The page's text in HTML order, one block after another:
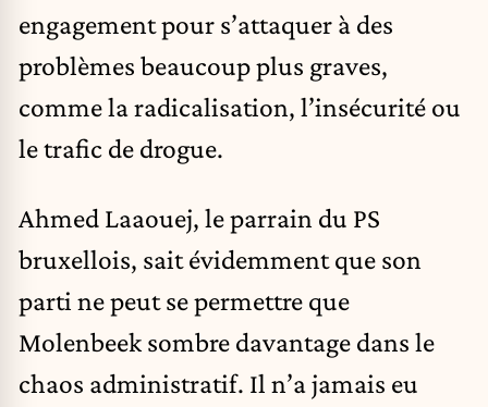
engagement pour s’attaquer à des
problèmes beaucoup plus graves,
comme la radicalisation, l’insécurité ou
le trafic de drogue.
Ahmed Laaouej, le parrain du PS
bruxellois, sait évidemment que son
parti ne peut se permettre que
Molenbeek sombre davantage dans le
chaos administratif. Il n’a jamais eu